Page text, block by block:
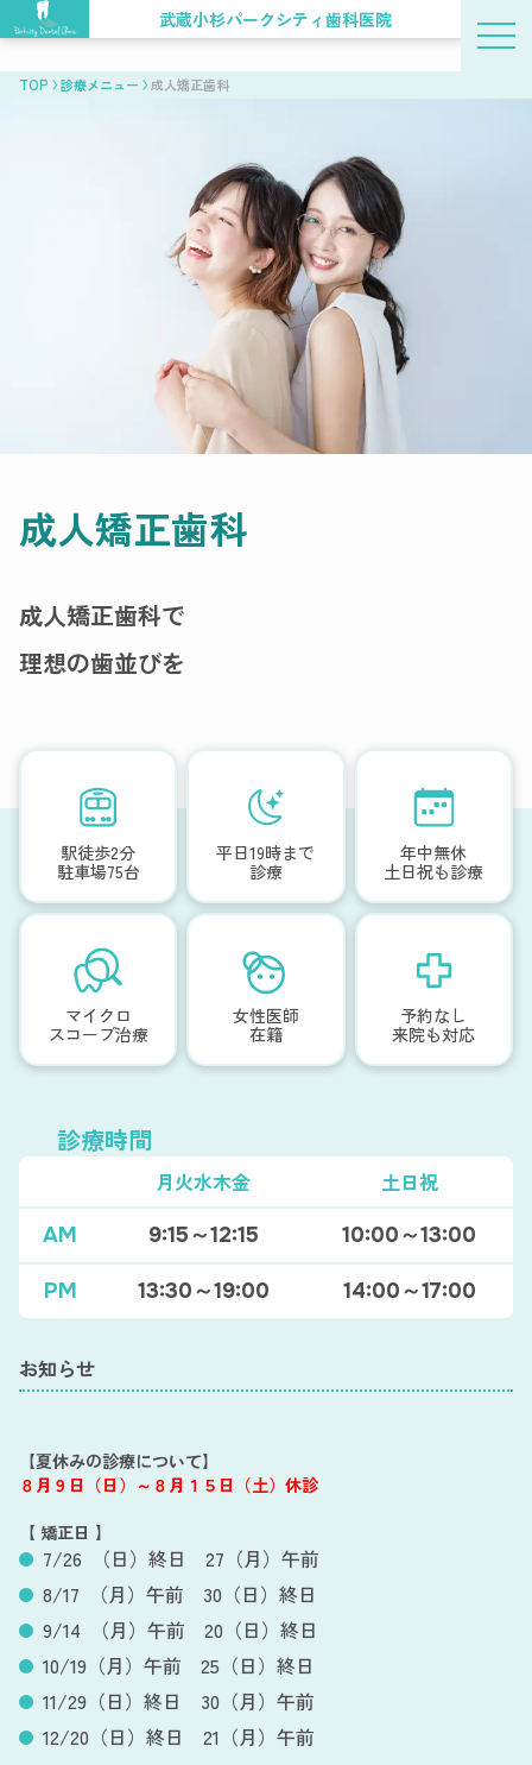
武蔵小杉パークシティ歯科医院
TOP 診療メニュー 成人矯正歯科
成人矯正歯科
成人矯正歯科で
理想の歯並びを
駅徒歩2分
駐車場75台
平日19時まで
診療
年中無休
土日祝も診療
マイクロ
スコープ治療
女性医師
在籍
予約なし
来院も対応
診療時間
月火水木金 土日祝
AM 9:15～12:15 10:00～13:00
PM 13:30～19:00 14:00～17:00
お知らせ
【夏休みの診療について】
８月９日（日）～８月１５日（土）休診
【 矯正日 】
7/26 （日）終日 27（月）午前
8/17 （月）午前 30（日）終日
9/14 （月）午前 20（日）終日
10/19（月）午前 25（日）終日
11/29（日）終日 30（月）午前
12/20（日）終日 21（月）午前